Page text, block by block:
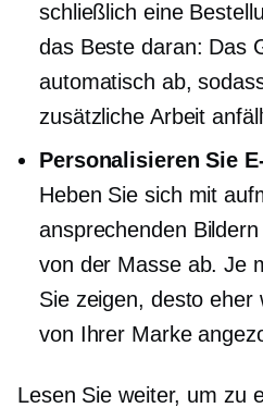
schließlich eine
das Beste daran: Das
automatisch ab,
zusätzliche Arbeit
Personalisieren Sie
Heben Sie sich mit
ansprechenden
von der Masse ab. Je
Sie zeigen, desto eher
von Ihrer Marke
Lesen Sie weiter, um zu